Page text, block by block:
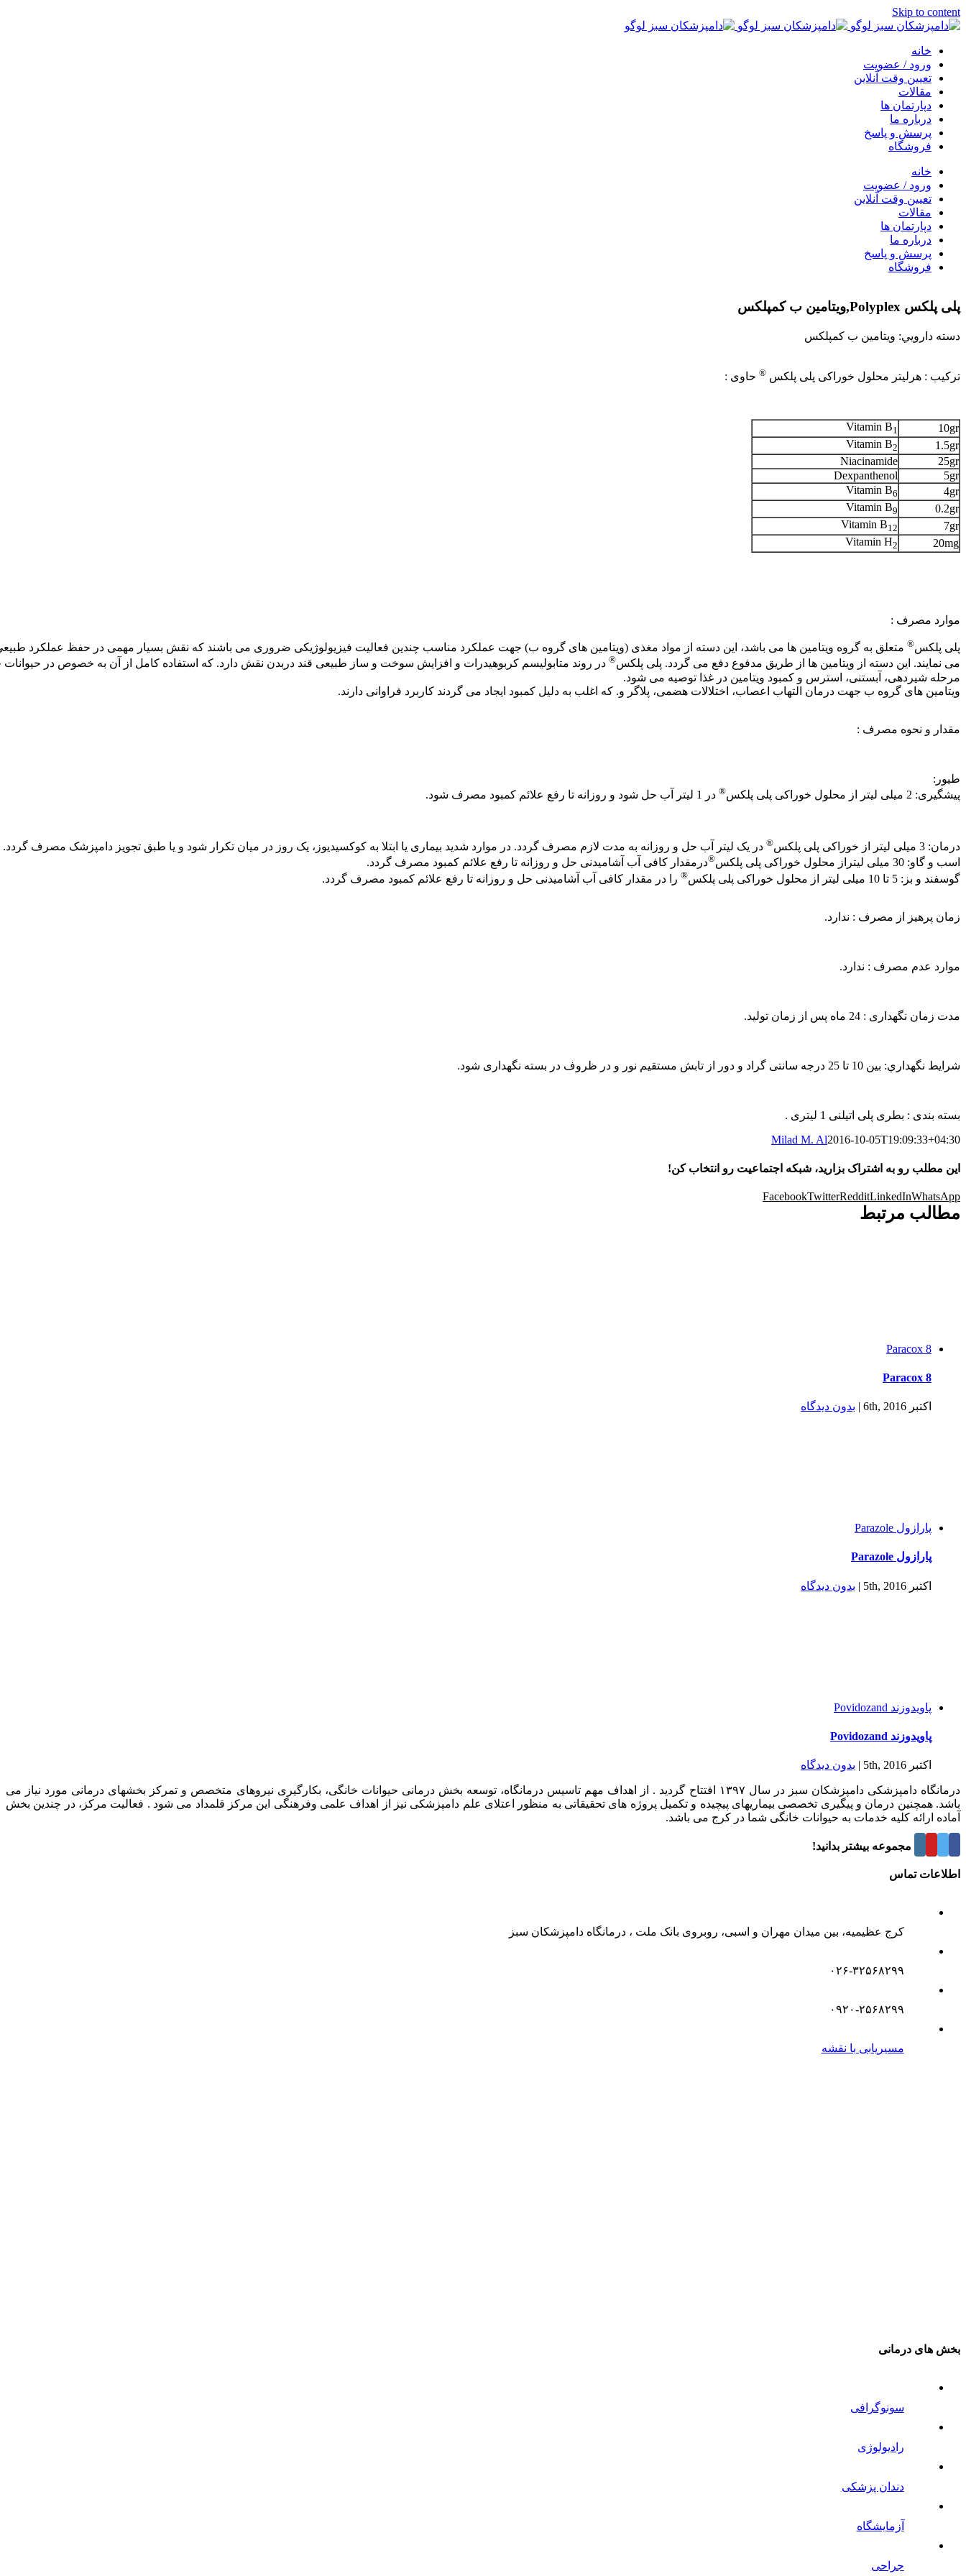
Skip to content
خانه
ورود / عضویت
تعیین وقت آنلاین
مقالات
دپارتمان ها
درباره ما
پرسش و پاسخ
فروشگاه
خانه
ورود / عضویت
تعیین وقت آنلاین
مقالات
دپارتمان ها
درباره ما
پرسش و پاسخ
فروشگاه
پلی پلکس Polyplex,ویتامین ب کمپلکس
دسته دارويي: ویتامین ب کمپلکس
ترکیب : هرلیتر محلول خوراکی پلی پلکس ® حاوی :
10gr
Vitamin B1
1.5gr
Vitamin B2
25gr
Niacinamide
5gr
Dexpanthenol
4gr
Vitamin B6
0.2gr
Vitamin B9
7gr
Vitamin B12
20mg
Vitamin H2
موارد مصرف :
پلی پلکس® متعلق به گروه ویتامین ها می باشد، این دسته از مواد مغذی (ویتامین های گروه ب) جهت عملکرد مناسب چندین فعالیت فیزیولوژیکی ضروری می باشند که نقش بسیار مهمی در حفظ عملکرد
می نمایند. این دسته از ویتامین ها از طریق مدفوع دفع می گردد. پلی پلکس® در روند متابولیسم کربوهیدرات و افزایش سوخت و ساز طبیعی قند دربدن نقش دارد. که استفاده کامل از آن به خصوص در حیوانات
مرحله شیردهی، آبستنی، استرس و کمبود ویتامین در غذا توصیه می شود.
ویتامین های گروه ب جهت درمان التهاب اعصاب، اختلالات هضمی، پلاگر و. که اغلب به دلیل کمبود ایجاد می گردند کاربرد فراوانی دارند.
مقدار و نحوه مصرف :
طیور:
پیشگیری: 2 میلی لیتر از محلول خوراکی پلی پلکس
® در 1 لیتر آب حل شود و روزانه تا رفع علائم کمبود مصرف شود.
درمان: 3 میلی لیتر از خوراکی پلی پلکس ® در یک لیتر آب حل و روزانه به مدت لازم مصرف گردد. در موارد شدید بیماری یا ابتلا به کوکسیدیوز، یک روز در میان تکرار شود و یا طبق تجویز دامپزشک مصرف گردد.
اسب و گاو: 30 میلی لیتراز محلول خوراکی پلی پلکس
®درمقدار کافی آب آشامیدنی حل و روزانه تا رفع علائم کمبود مصرف گردد.
گوسفند و بز: 5 تا 10 میلی لیتر از محلول خوراکی پلی پلکس
® را در مقدار کافی آب آشامیدنی حل و روزانه تا رفع علائم کمبود مصرف گردد.
زمان پرهیز از مصرف : ندارد.
موارد عدم مصرف : ندارد.
مدت زمان نگهداری : 24 ماه پس از زمان تولید.
شرايط نگهداري: بین 10 تا 25 درجه سانتی گراد و دور از تابش مستقیم نور و در ظروف در بسته نگهداری شود.
بسته بندی : بطری پلی اتیلنی 1 لیتری .
Milad M. Al2016-10-05T19:09:33+04:30
این مطلب رو به اشتراک بزارید، شبکه اجتماعیت رو انتخاب کن!
FacebookTwitterRedditLinkedInWhatsApp
مطالب مرتبط
Paracox 8
Paracox 8
اکتبر 6th, 2016 | بدون ديدگاه
پارازول Parazole
پارازول Parazole
اکتبر 5th, 2016 | بدون ديدگاه
پاویدوزند Povidozand
پاویدوزند Povidozand
اکتبر 5th, 2016 | بدون ديدگاه
درمانگاه دامپزشکی دامپزشکان سبز در سال ۱۳۹۷ افتتاح گردید . از اهداف مهم تاسیس درمانگاه، توسعه بخش درمانی حیوانات خانگی، بکارگیری نیروهای متخصص و تمرکز بخشهای درمانی مورد نیاز می
باشد. همچنین درمان و پیگیری تخصصی بیماریهای پیچیده و تکمیل پروژه های تحقیقاتی به منظور اعتلای علم دامپزشکی نیز از اهداف علمی وفرهنگی این مرکز قلمداد می شود . فعالیت مرکز، در چندین بخش
آماده ارائه کلیه خدمات به حیوانات خانگی شما در کرج می باشد.
درباره این مجموعه بیشتر بدانید!
اطلاعات تماس
کرج عظیمیه، بین میدان مهران و اسبی، روبروی بانک ملت ، درمانگاه دامپزشکان سبز
۰۲۶-۳۲۵۶۸۲۹۹
۰۹۲۰-۲۵۶۸۲۹۹
مسیریابی با نقشه
بخش های درمانی
سونوگرافی
رادیولوژی
دندان پزشکی
آزمایشگاه
جراحی